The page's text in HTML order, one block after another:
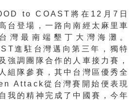
to COAST將在12月7日
台登場，一路向南經太麻里車
灣最南端墾丁大灣海灘。
進駐台灣邁向第三年，獨特
強調團隊合作的人車接力賽，
組隊參賽，其中台灣區優秀全
Attack從台灣賽開始便表現
我的精神完成了中國賽，今年